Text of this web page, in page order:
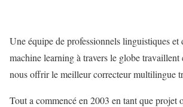
Une équipe de professionnels linguistiques et
machine learning à travers le globe
nous offrir le meilleur correcteur multilingue
Tout a commencé en 2003 en tant que projet